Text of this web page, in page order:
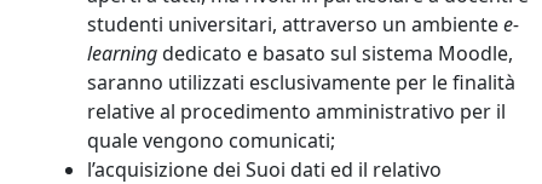
studenti universitari, attraverso un ambientee-
learningdedicato e basato sul sistema Moodle,
saranno utilizzati esclusivamente per le finalità
relative al procedimento amministrativo per il
quale vengono comunicati;
l’acquisizione dei Suoi dati ed il relativo